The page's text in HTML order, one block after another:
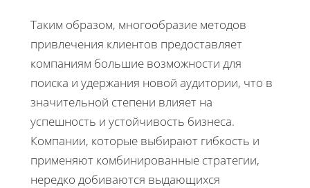
Таким образом, многообразие методов
привлечения клиентов предоставляет
компаниям большие возможности для
поиска и удержания новой аудитории, что в
значительной степени влияет на
успешность и устойчивость бизнеса.
Компании, которые выбирают гибкость и
применяют комбинированные стратегии,
нередко добиваются выдающихся